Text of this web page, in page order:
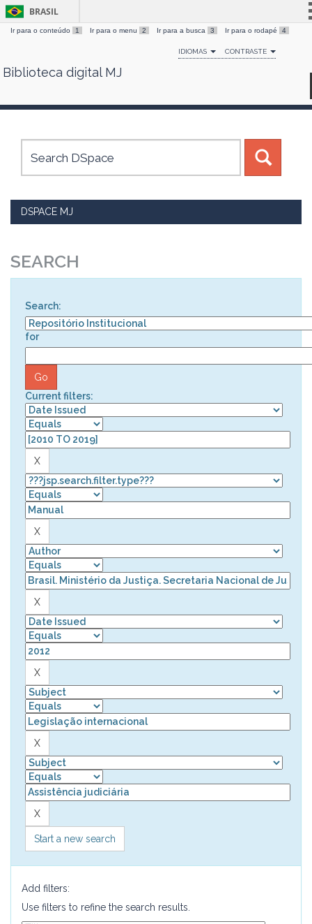
Skip
BRASIL
Simplifique!
Comunica BR
Canais
Ir para o conteúdo 1 Ir para o menu 2 Ir para a busca 3 Ir para o rodapé 4
IDIOMAS CONTRASTE
Biblioteca digital MJ
DSPACE MJ
SEARCH
Search:
for
Current filters:
Start a new search
Add filters:
Use filters to refine the search results.